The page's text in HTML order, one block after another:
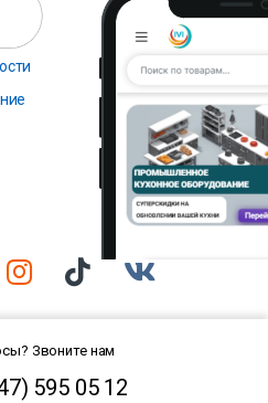
Звоните нам
595 05 12